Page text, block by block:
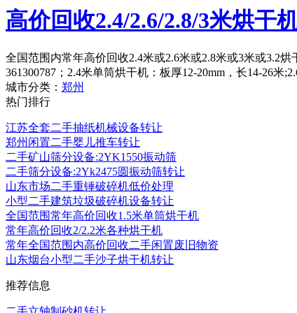
高价回收2.4/2.6/2.8/3米烘干
全国范围内常年高价回收2.4米或2.6米或2.8米或3米或3.2
361300787；2.4米单筒烘干机：板厚12-20mm，长14-26米
城市分类： 郑州
热门排行
江苏全套二手抽纸机械设备转让
郑州闲置二手婴儿推车转让
二手矿山筛分设备:2YK1550振动筛
二手筛分设备:2Yk2475圆振动筛转让
山东市场二手重锤破碎机低价处理
小型二手建筑垃圾破碎机设备转让
全国范围常年高价回收1.5米单筒烘干机
常年高价回收2/2.2米各种烘干机
常年全国范围内高价回收二手闲置废旧物资
山东烟台小型二手沙子烘干机转让
推荐信息